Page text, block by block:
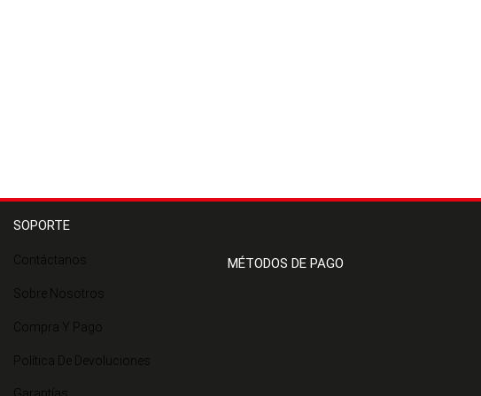
SOPORTE
Contáctanos
Sobre Nosotros
Compra Y Pago
Política De Devoluciones
MÉTODOS DE PAGO